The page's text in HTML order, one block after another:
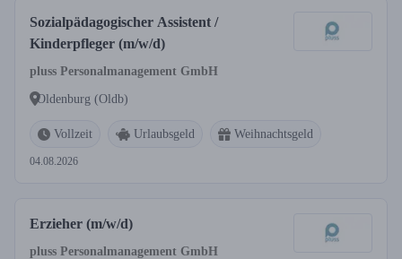
Sozialpädagogischer Assistent /
Kinderpfleger (m/w/d)
pluss Personalmanagement GmbH
Oldenburg (Oldb)
Vollzeit Urlaubsgeld Weihnachtsgeld
04.08.2026
Erzieher (m/w/d)
pluss Personalmanagement GmbH